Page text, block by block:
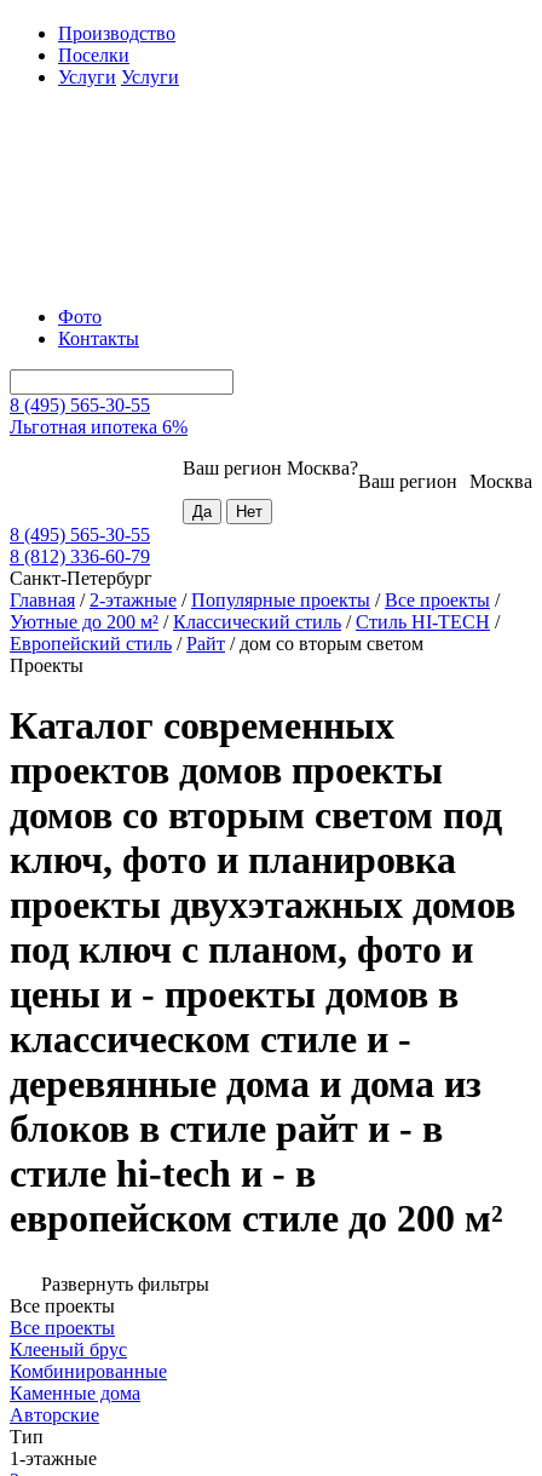
Производство
Поселки
Услуги Услуги
Фото
Контакты
8 (495) 565-30-55
Льготная ипотека 6%
Москва
Ваш регион
Ваш регион Москва?
8 (495) 565-30-55
8 (812) 336-60-79
Санкт-Петербург
Главная / 2-этажные /Популярные проекты /Все проекты /
Уютные до 200 м² /Классический стиль /Стиль HI-TECH /
Европейский стиль /Райт / дом со вторым светом
Проекты
Каталог современных
проектов домов проекты
домов со вторым светом под
ключ, фото и планировка
проекты двухэтажных домов
под ключ с планом, фото и
цены и - проекты домов в
классическом стиле и -
деревянные дома и дома из
блоков в стиле райт и - в
стиле hi-tech и - в
европейском стиле до 200 м²
Развернуть фильтры
Все проекты
Все проекты
Клееный брус
Комбинированные
Каменные дома
Авторские
Тип
1-этажные